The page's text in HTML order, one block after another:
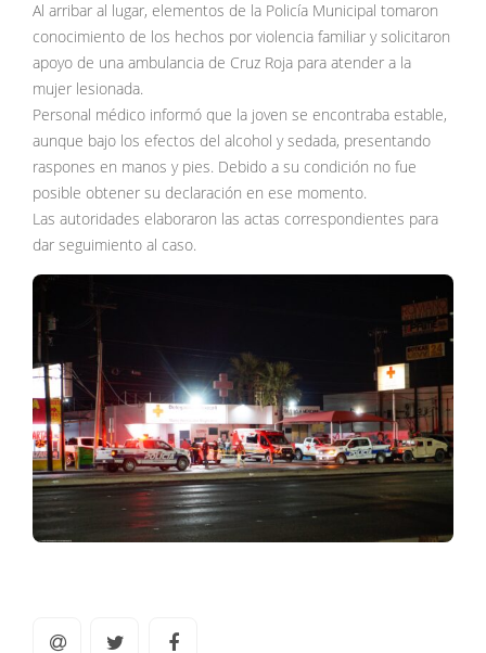
Al arribar al lugar, elementos de la Policía Municipal tomaron
conocimiento de los hechos por violencia familiar y solicitaron
apoyo de una ambulancia de Cruz Roja para atender a la
mujer lesionada.
Personal médico informó que la joven se encontraba estable,
aunque bajo los efectos del alcohol y sedada, presentando
raspones en manos y pies. Debido a su condición no fue
posible obtener su declaración en ese momento.
Las autoridades elaboraron las actas correspondientes para
dar seguimiento al caso.